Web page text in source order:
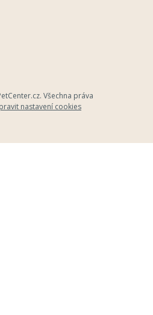
. Všechna práva
nastavení cookies